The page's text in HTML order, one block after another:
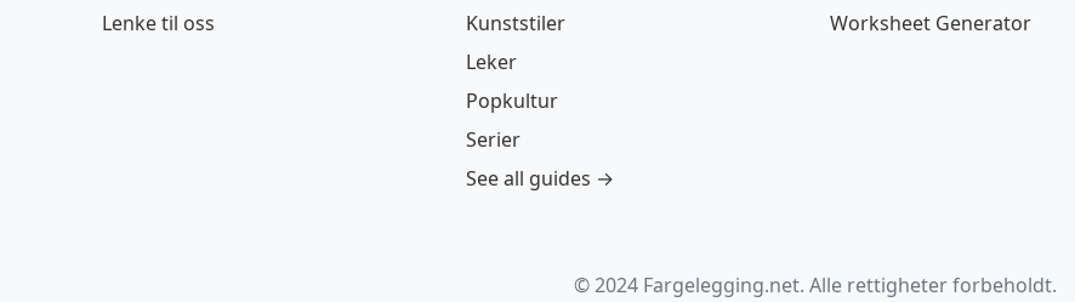
Lenke til oss
Kunststiler
Leker
Popkultur
Serier
See all guides →
Worksheet Generator
© 2024 Fargelegging.net. Alle rettigheter forbeholdt.